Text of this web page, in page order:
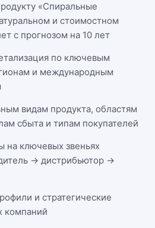
«Спиральные
и стоимостном
с прогнозом на 10 лет
по ключевым
и международным
видам продукта, областям
сбыта и типам покупателей
на ключевых звеньях
→ дистрибьютор →
и стратегические
компаний